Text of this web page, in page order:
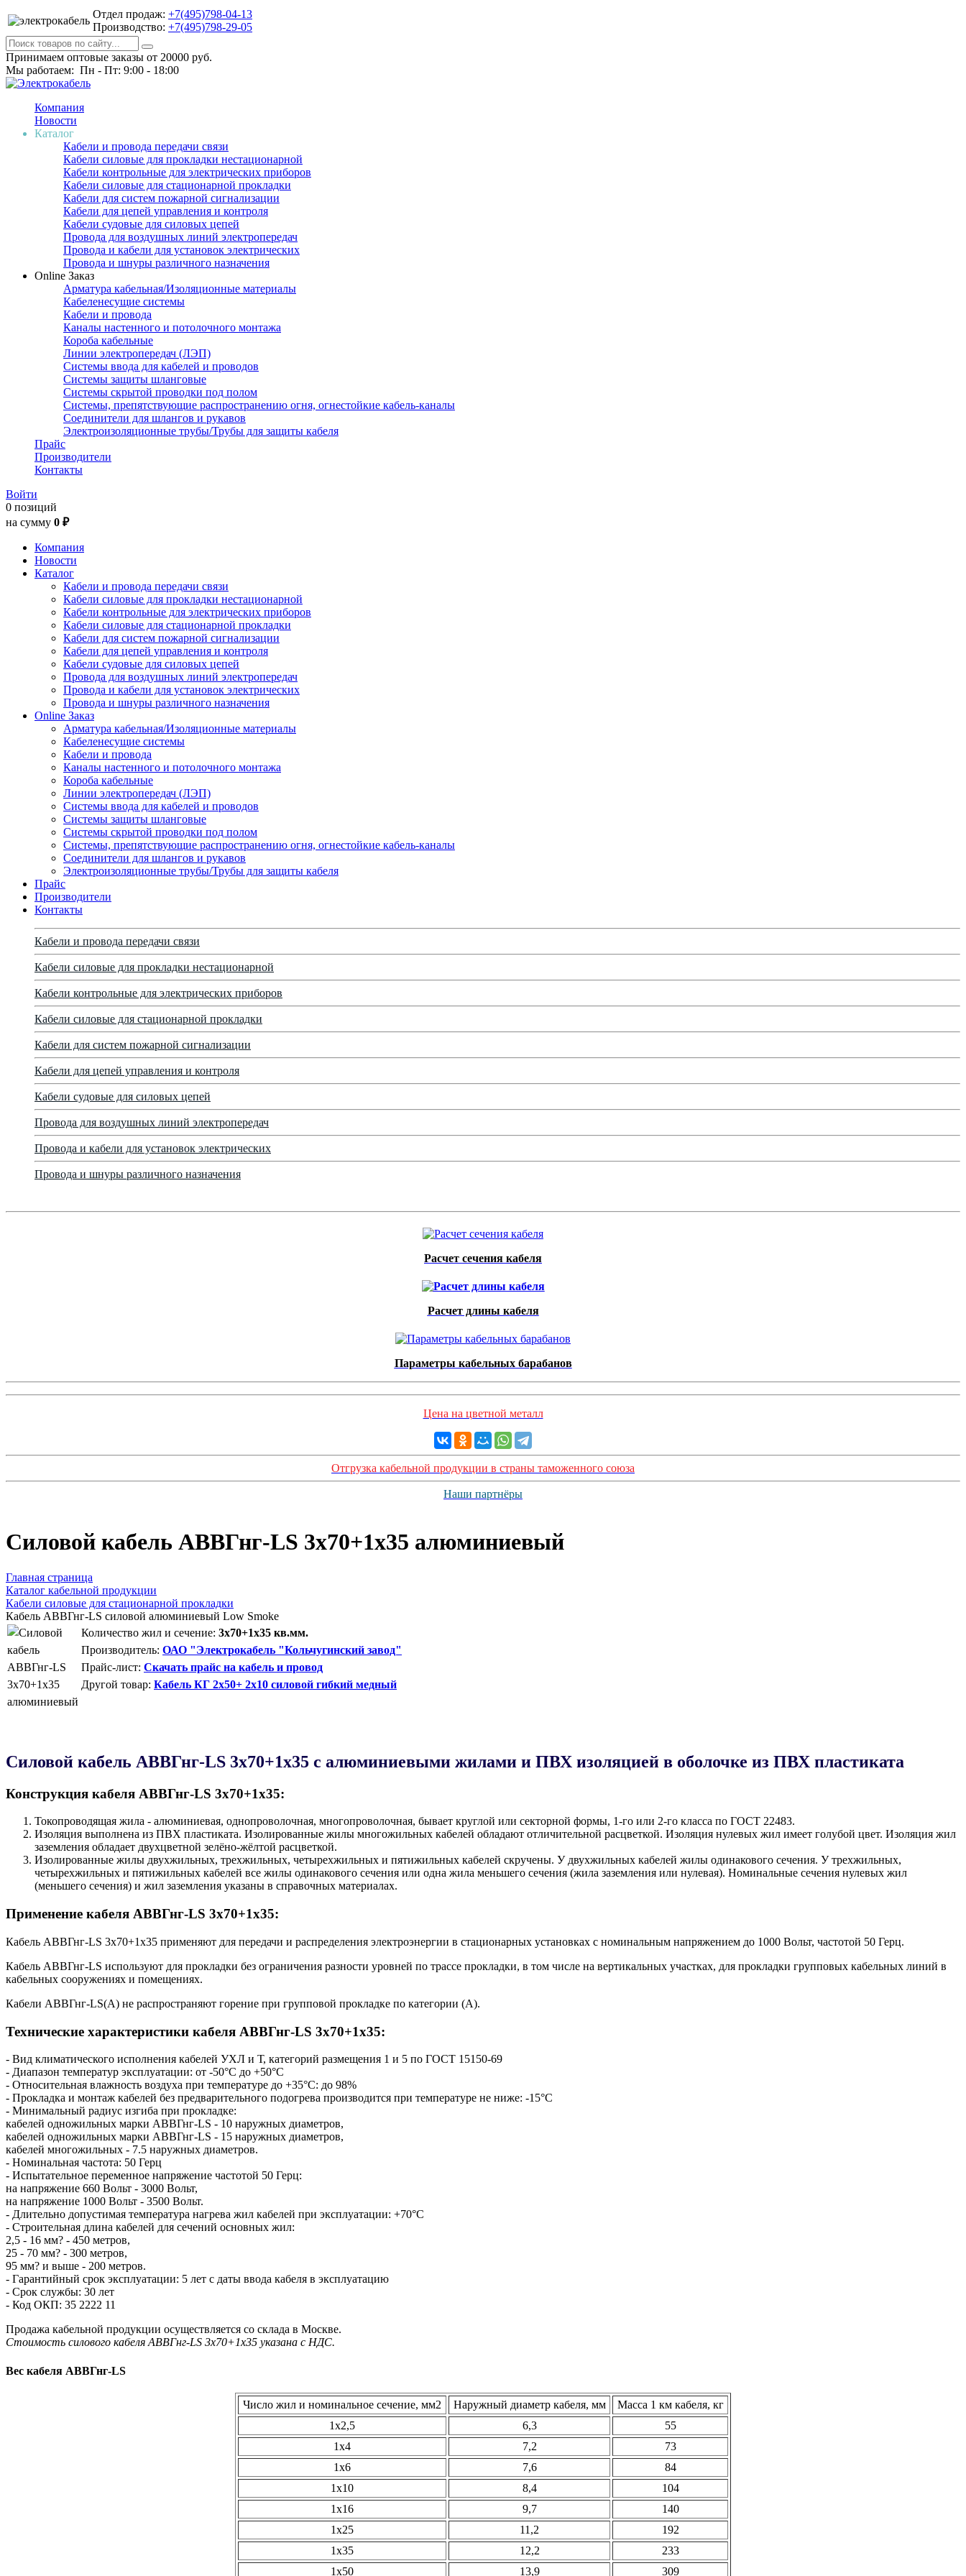
Отдел продаж: +7(495)798-04-13
Производство: +7(495)798-29-05
Принимаем оптовые заказы от 20000 руб.
Мы работаем: Пн - Пт: 9:00 - 18:00
Компания
Новости
Каталог
Кабели и провода передачи связи
Кабели силовые для прокладки нестационарной
Кабели контрольные для электрических приборов
Кабели силовые для стационарной прокладки
Кабели для систем пожарной сигнализации
Кабели для цепей управления и контроля
Кабели судовые для силовых цепей
Провода для воздушных линий электропередач
Провода и кабели для установок электрических
Провода и шнуры различного назначения
Online Заказ
Арматура кабельная/Изоляционные материалы
Кабеленесущие системы
Кабели и провода
Каналы настенного и потолочного монтажа
Короба кабельные
Линии электропередач (ЛЭП)
Системы ввода для кабелей и проводов
Системы защиты шланговые
Системы скрытой проводки под полом
Системы, препятствующие распространению огня, огнестойкие кабель-каналы
Соединители для шлангов и рукавов
Электроизоляционные трубы/Трубы для защиты кабеля
Прайс
Производители
Контакты
Войти
0 позиций
на сумму 0 ₽
Компания
Новости
Каталог
Кабели и провода передачи связи
Кабели силовые для прокладки нестационарной
Кабели контрольные для электрических приборов
Кабели силовые для стационарной прокладки
Кабели для систем пожарной сигнализации
Кабели для цепей управления и контроля
Кабели судовые для силовых цепей
Провода для воздушных линий электропередач
Провода и кабели для установок электрических
Провода и шнуры различного назначения
Online Заказ
Арматура кабельная/Изоляционные материалы
Кабеленесущие системы
Кабели и провода
Каналы настенного и потолочного монтажа
Короба кабельные
Линии электропередач (ЛЭП)
Системы ввода для кабелей и проводов
Системы защиты шланговые
Системы скрытой проводки под полом
Системы, препятствующие распространению огня, огнестойкие кабель-каналы
Соединители для шлангов и рукавов
Электроизоляционные трубы/Трубы для защиты кабеля
Прайс
Производители
Контакты
Кабели и провода передачи связи
Кабели силовые для прокладки нестационарной
Кабели контрольные для электрических приборов
Кабели силовые для стационарной прокладки
Кабели для систем пожарной сигнализации
Кабели для цепей управления и контроля
Кабели судовые для силовых цепей
Провода для воздушных линий электропередач
Провода и кабели для установок электрических
Провода и шнуры различного назначения
Расчет сечения кабеля
Расчет длины кабеля
Параметры кабельных барабанов
Цена на цветной металл
Отгрузка кабельной продукции в страны таможенного союза
Наши партнёры
Силовой кабель АВВГнг-LS 3х70+1х35 алюминиевый
Главная страница
Каталог кабельной продукции
Кабели силовые для стационарной прокладки
Кабель АВВГнг-LS силовой алюминиевый Low Smoke
Количество жил и сечение: 3х70+1х35 кв.мм.
Производитель: ОАО "Электрокабель "Кольчугинский завод"
Прайс-лист: Скачать прайс на кабель и провод
Другой товар: Кабель КГ 2x50+ 2x10 силовой гибкий медный
Силовой кабель AВВГнг-LS 3х70+1х35 с алюминиевыми жилами и ПВХ изоляцией в оболочке из ПВХ пластиката
Конструкция кабеля AВВГнг-LS 3х70+1х35:
Токопроводящая жила - алюминиевая, однопроволочная, многопроволочная, бывает круглой или секторной формы, 1-го или 2-го класса по ГОСТ 22483.
Изоляция выполнена из ПВХ пластиката. Изолированные жилы многожильных кабелей обладают отличительной расцветкой. Изоляция нулевых жил имеет голубой цвет. Изоляция жил
заземления обладает двухцветной зелёно-жёлтой расцветкой.
Изолированные жилы двухжильных, трехжильных, четырехжильных и пятижильных кабелей скручены. У двухжильных кабелей жилы одинакового сечения. У трехжильных,
четырехжильных и пятижильных кабелей все жилы одинакового сечения или одна жила меньшего сечения (жила заземления или нулевая). Номинальные сечения нулевых жил
(меньшего сечения) и жил заземления указаны в справочных материалах.
Применение кабеля AВВГнг-LS 3х70+1х35:
Кабель AВВГнг-LS 3х70+1х35 применяют для передачи и распределения электроэнергии в стационарных установках с номинальным напряжением до 1000 Вольт, частотой 50 Герц.
Кабель AВВГнг-LS используют для прокладки без ограничения разности уровней по трассе прокладки, в том числе на вертикальных участках, для прокладки групповых кабельных линий в
кабельных сооружениях и помещениях.
Кабели AВВГнг-LS(А) не распространяют горение при групповой прокладке по категории (А).
Технические характеристики кабеля AВВГнг-LS 3х70+1х35:
- Вид климатического исполнения кабелей УХЛ и Т, категорий размещения 1 и 5 по ГОСТ 15150-69
- Диапазон температур эксплуатации: от -50°С до +50°С
- Относительная влажность воздуха при температуре до +35°С: до 98%
- Прокладка и монтаж кабелей без предварительного подогрева производится при температуре не ниже: -15°С
- Минимальный радиус изгиба при прокладке:
кабелей одножильных марки AВВГнг-LS - 10 наружных диаметров,
кабелей одножильных марки AВВГнг-LS - 15 наружных диаметров,
кабелей многожильных - 7.5 наружных диаметров.
- Номинальная частота: 50 Герц
- Испытательное переменное напряжение частотой 50 Герц:
на напряжение 660 Вольт - 3000 Вольт,
на напряжение 1000 Вольт - 3500 Вольт.
- Длительно допустимая температура нагрева жил кабелей при эксплуатации: +70°С
- Строительная длина кабелей для сечений основных жил:
2,5 - 16 мм? - 450 метров,
25 - 70 мм? - 300 метров,
95 мм? и выше - 200 метров.
- Гарантийный срок эксплуатации: 5 лет с даты ввода кабеля в эксплуатацию
- Срок службы: 30 лет
- Код ОКП: 35 2222 11
Продажа кабельной продукции осуществляется со склада в Москве.
Стоимость силового кабеля AВВГнг-LS 3х70+1х35 указана с НДС.
Вес кабеля AВВГнг-LS
Число жил и номинальное сечение, мм2 Наружный диаметр кабеля, мм
Масса 1 км кабеля, кг
1х2,5
6,3
55
1х4
7,2
73
1х6
7,6
84
1х10
8,4
104
1х16
9,7
140
1х25
11,2
192
1х35
12,2
233
1х50
13,9 309